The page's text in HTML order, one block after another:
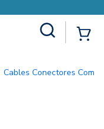
Cables Conectores